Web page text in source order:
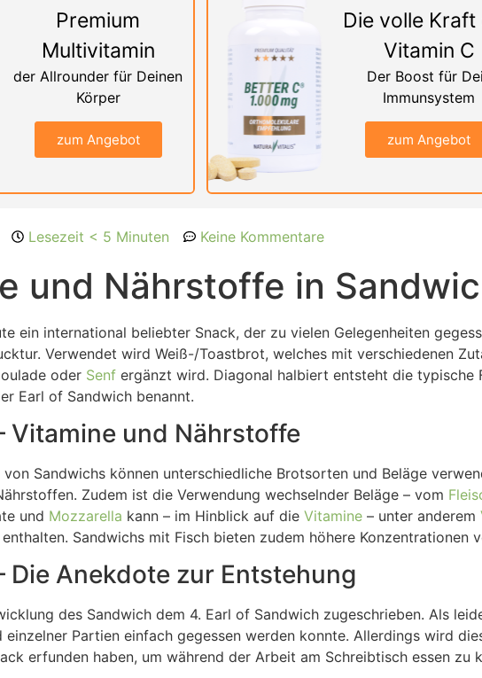
Premium
Multivitamin
der Allrounder für Deinen
Körper
zum Angebot
Die volle Kraft
Vitamin C
Der Boost für
Immunsystem
zum Angebot
Lesezeit < 5 Minuten Keine Kommentare
und Nährstoffe in
ein international beliebter Snack, der zu vielen Gelegenheiten
Verwendet wird Weiß-/Toastbrot, welches mit verschiedenen
oder Senf ergänzt wird. Diagonal halbiert entsteht die typische
Earl of Sandwich benannt.
Vitamine und Nährstoffe
von Sandwichs können unterschiedliche Brotsorten und Beläge
Zudem ist die Verwendung wechselnder Beläge – vom
und Mozzarella kann – im Hinblick auf die Vitamine – unter anderem
Sandwichs mit Fisch bieten zudem höhere Konzentrationen
Die Anekdote zur Entstehung
des Sandwich dem 4. Earl of Sandwich zugeschrieben. Als
einzelner Partien einfach gegessen werden konnte. Allerdings wird
erfunden haben, um während der Arbeit am Schreibtisch essen zu